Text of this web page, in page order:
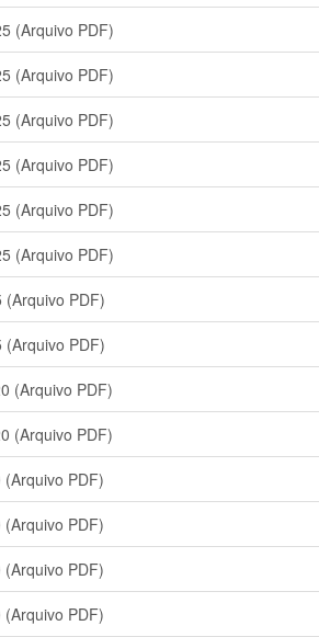
(Arquivo PDF)
(Arquivo PDF)
(Arquivo PDF)
(Arquivo PDF)
(Arquivo PDF)
(Arquivo PDF)
PDF)
PDF)
(Arquivo PDF)
(Arquivo PDF)
PDF)
PDF)
PDF)
PDF)